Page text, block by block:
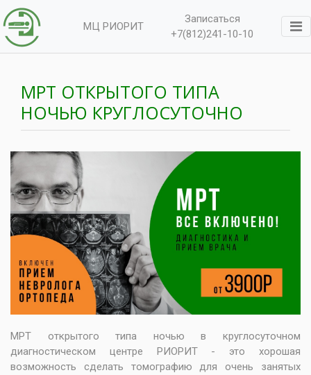
МЦ РИОРИТ
Записаться
+7(812)241-10-10
МРТ ОТКРЫТОГО ТИПА
НОЧЬЮ КРУГЛОСУТОЧНО
МРТ открытого типа ночью в круглосуточном
диагностическом центре РИОРИТ - это хорошая
возможность сделать томографию для очень занятых